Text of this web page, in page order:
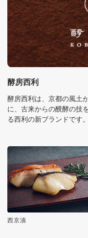
酵房西利
酵房西利は、京都の風土
に、古来からの醗酵の技
る西利の新ブランドです。
西京漬